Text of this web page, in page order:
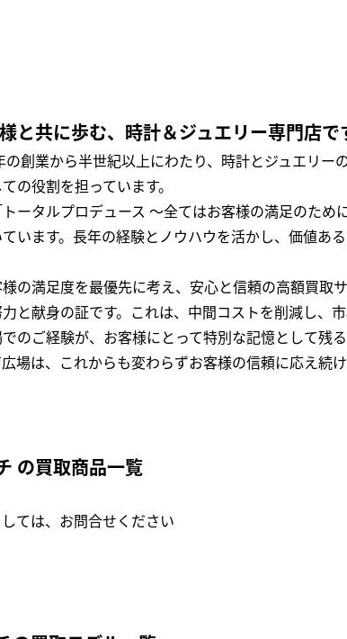
と共に歩む、時計＆ジュエリー専門店で
創業から半世紀以上にわたり、時計とジュエリ
の役割を担っています。
ータルプロデュース ～全てはお客様の満足のた
います。長年の経験とノウハウを活かし、価値あ
の満足度を最優先に考え、安心と信頼の高額買取
と献身の証です。これは、中間コストを削減し、
のご経験が、お客様にとって特別な記憶として残
場は、これからも変わらずお客様の信頼に応え続け
の買取商品一覧
ては、お問合せください